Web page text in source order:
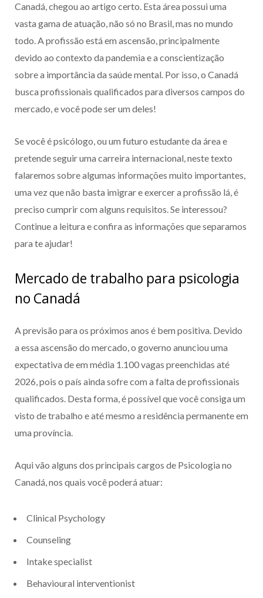
Canadá, chegou ao artigo certo. Esta área possui uma
vasta gama de atuação, não só no Brasil, mas no mundo
todo. A profissão está em ascensão, principalmente
devido ao contexto da pandemia e a conscientização
sobre a importância da saúde mental. Por isso, o Canadá
busca profissionais qualificados para diversos campos do
mercado, e você pode ser um deles!
Se você é psicólogo, ou um futuro estudante da área e
pretende seguir uma carreira internacional, neste texto
falaremos sobre algumas informações muito importantes,
uma vez que não basta imigrar e exercer a profissão lá, é
preciso cumprir com alguns requisitos. Se interessou?
Continue a leitura e confira as informações que separamos
para te ajudar!
Mercado de trabalho para psicologia
no Canadá
A previsão para os próximos anos é bem positiva. Devido
a essa ascensão do mercado, o governo anunciou uma
expectativa de em média 1.100 vagas preenchidas até
2026, pois o país ainda sofre com a falta de profissionais
qualificados. Desta forma, é possível que você consiga um
visto de trabalho e até mesmo a residência permanente em
uma província.
Aqui vão alguns dos principais cargos de Psicologia no
Canadá, nos quais você poderá atuar:
Clinical Psychology
Counseling
Intake specialist
Behavioural interventionist